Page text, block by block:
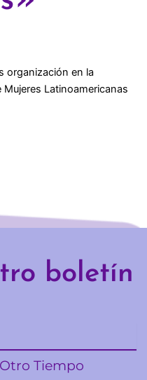
organización en la
Latinoamericanas
boletín
Tiempo